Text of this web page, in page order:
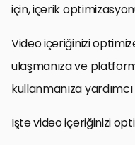
için, içerik
Video içeriğinizi
ulaşmanıza ve
kullanmanıza
İşte video içeriğinizi